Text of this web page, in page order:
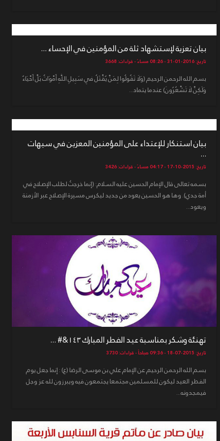
بيان تعزية لإستشهاد ثلة من المؤمنين في الإحساء ...
تاريخ: 2016-01-31 - 08:26 مساءً - قراءات: 3668
بسم الله الرحمن الرحيم (وَلَا تَقُولُوا لِمَنْ يُقْتَلُ فِي سَبِيلِ اللَّهِ أَمْوَاتٌ بَلْ أَحْيَاءٌ
وَلَكِنْ لَا تَشْعُرُونَ) عندما يتماد...
بيان استنكار للإعتداء على المؤمنين المعزين في سيهات
...
تاريخ: 2015-10-17 - 04:17 مساءً - قراءات: 3426
بسمه تعالى قال الإمام الحسين عليه السلام: (إنما خرجتُ لطلب الإصلاح في
أمة جدي). وها هو الحسين يعود من جديد ليكرس مسيرة الإصلاح عبر الأزمنة
ويعود...
تهنئة وشكر بمناسبة عيد الفطر المبارك ١٤٣&# ...
تاريخ: 2015-07-18 - 09:36 صباحاً - قراءات: 3730
بسم الله الرحمن الرحيم عن الإمام علي بن موسى الرضا (ع) : إنما جعل يوم
الفطر العيد ليكون للمسلمين مجتمعا يجتمعون فيه ويبرزون لله عز وجل
فيمجدونه...